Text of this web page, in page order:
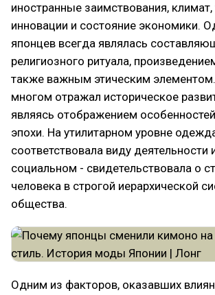
иностранные заимствования, климат,
инновации и состояние экономики.
японцев всегда являлась
религиозного ритуала,
также важным этическим
многом отражал историческое
являясь отображением
эпохи. На утилитарном уровне
соответствовала виду деятельности
социальном - свидетельствовала о
человека в строгой иерархической
общества.
Одним из факторов, оказавших